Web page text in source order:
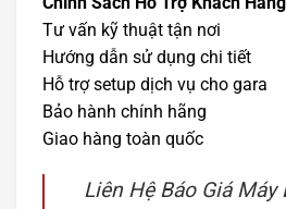
Tư vấn kỹ thuật tận nơi
Hướng dẫn sử dụng chi tiết
Hỗ trợ setup dịch vụ cho gara
Bảo hành chính hãng
Giao hàng toàn quốc
Liên Hệ Báo Giá Máy